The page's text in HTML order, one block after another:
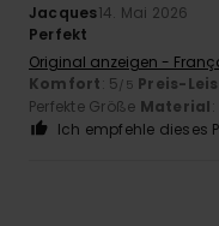
Jacques14. Mai 2026
Perfekt
Original anzeigen -
Komfort: 5 /5 Preis-
Perfekte Größe Material
Ich empfehle dieses